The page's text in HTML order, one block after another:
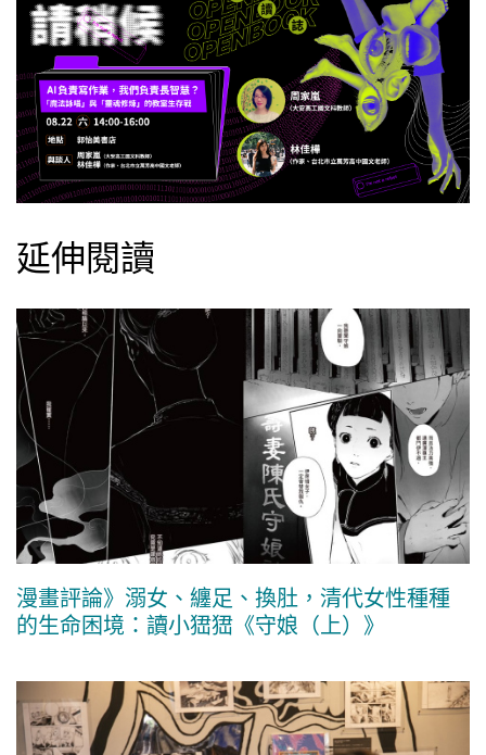
延伸閱讀
漫畫評論》溺女、纏足、換肚，清代女性種種
的生命困境：讀小峱峱《守娘（上）》